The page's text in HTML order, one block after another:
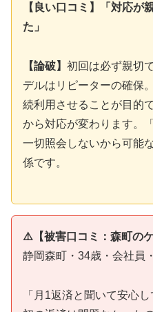
【良い口コミ】「対応が
た」
【論破】 初回は必ず親切
デルはリピーターの確保
続利用させることが目的
から対応が変わります。
一切照会しないから可能
係です。
⚠️【被害口コミ：森町のケ
静岡森町・34歳・会社員
「月1返済と聞いて安心